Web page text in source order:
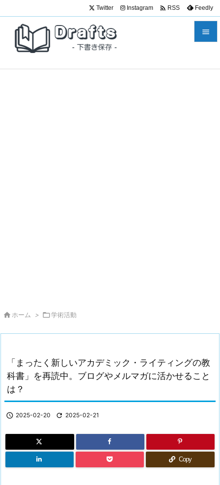

Twitter Instagram  RSS Feedly
 ホーム > 学術活動
「まったく新しいアカデミック・ライティングの教
科書」を再読中。ブログやメルマガに活かせること
は？
 2025-02-20  2025-02-21
Copy